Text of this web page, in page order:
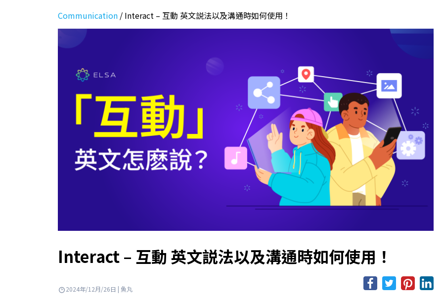
Communication / Interact – 互動 英文説法以及溝通時如何使用！
Interact – 互動 英文説法以及溝通時如何使用！
2024年/12月/26日 | 魚丸